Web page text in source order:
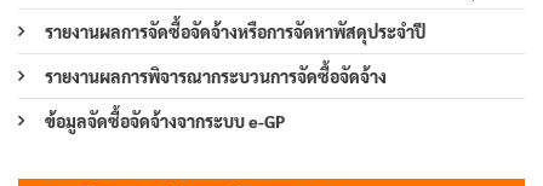
รายงานผลการจัดซื้อจัดจ้างหรือการจัดหาพัสดุประจำปี
รายงานผลการพิจารณากระบวนการจัดซื้อจัดจ้าง
ข้อมูลจัดซื้อจัดจ้างจากระบบ e-GP